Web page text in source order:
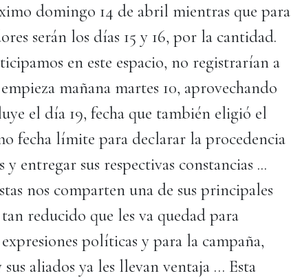
domingo 14 de abril mientras que para
serán los días 15 y 16, por la cantidad.
en este espacio, no registrarían a
mañana martes 10, aprovechando
el día 19, fecha que también eligió el
fecha límite para declarar la procedencia
entregar sus respectivas constancias ...
nos comparten una de sus principales
reducido que les va quedad para
políticas y para la campaña,
aliados ya les llevan ventaja … Esta